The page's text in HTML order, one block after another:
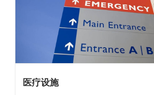
医疗设施